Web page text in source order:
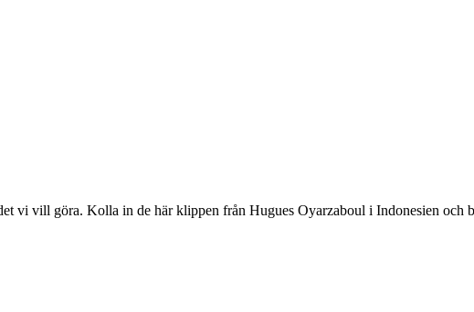
vi vill göra. Kolla in de här klippen från Hugues Oyarzaboul i Indonesien och